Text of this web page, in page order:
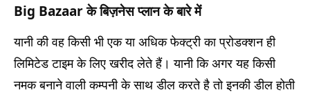
Big Bazaarके बिज़नेस प्लान के बारे में
यानी की वह किसी भी एक या अधिक फेक्ट्री का प्रोडक्शन ही
लिमिटेड टाइम के लिए खरीद लेते हैं। यानी कि अगर यह किसी
नमक बनाने वाली कम्पनी के साथ डील करते है तो इनकी डील होती